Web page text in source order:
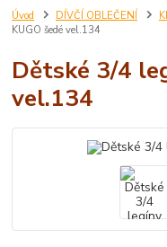
Úvod DÍVČÍ OBLEČENÍ
KUGO šedé vel.134
Dětské 3/4
vel.134